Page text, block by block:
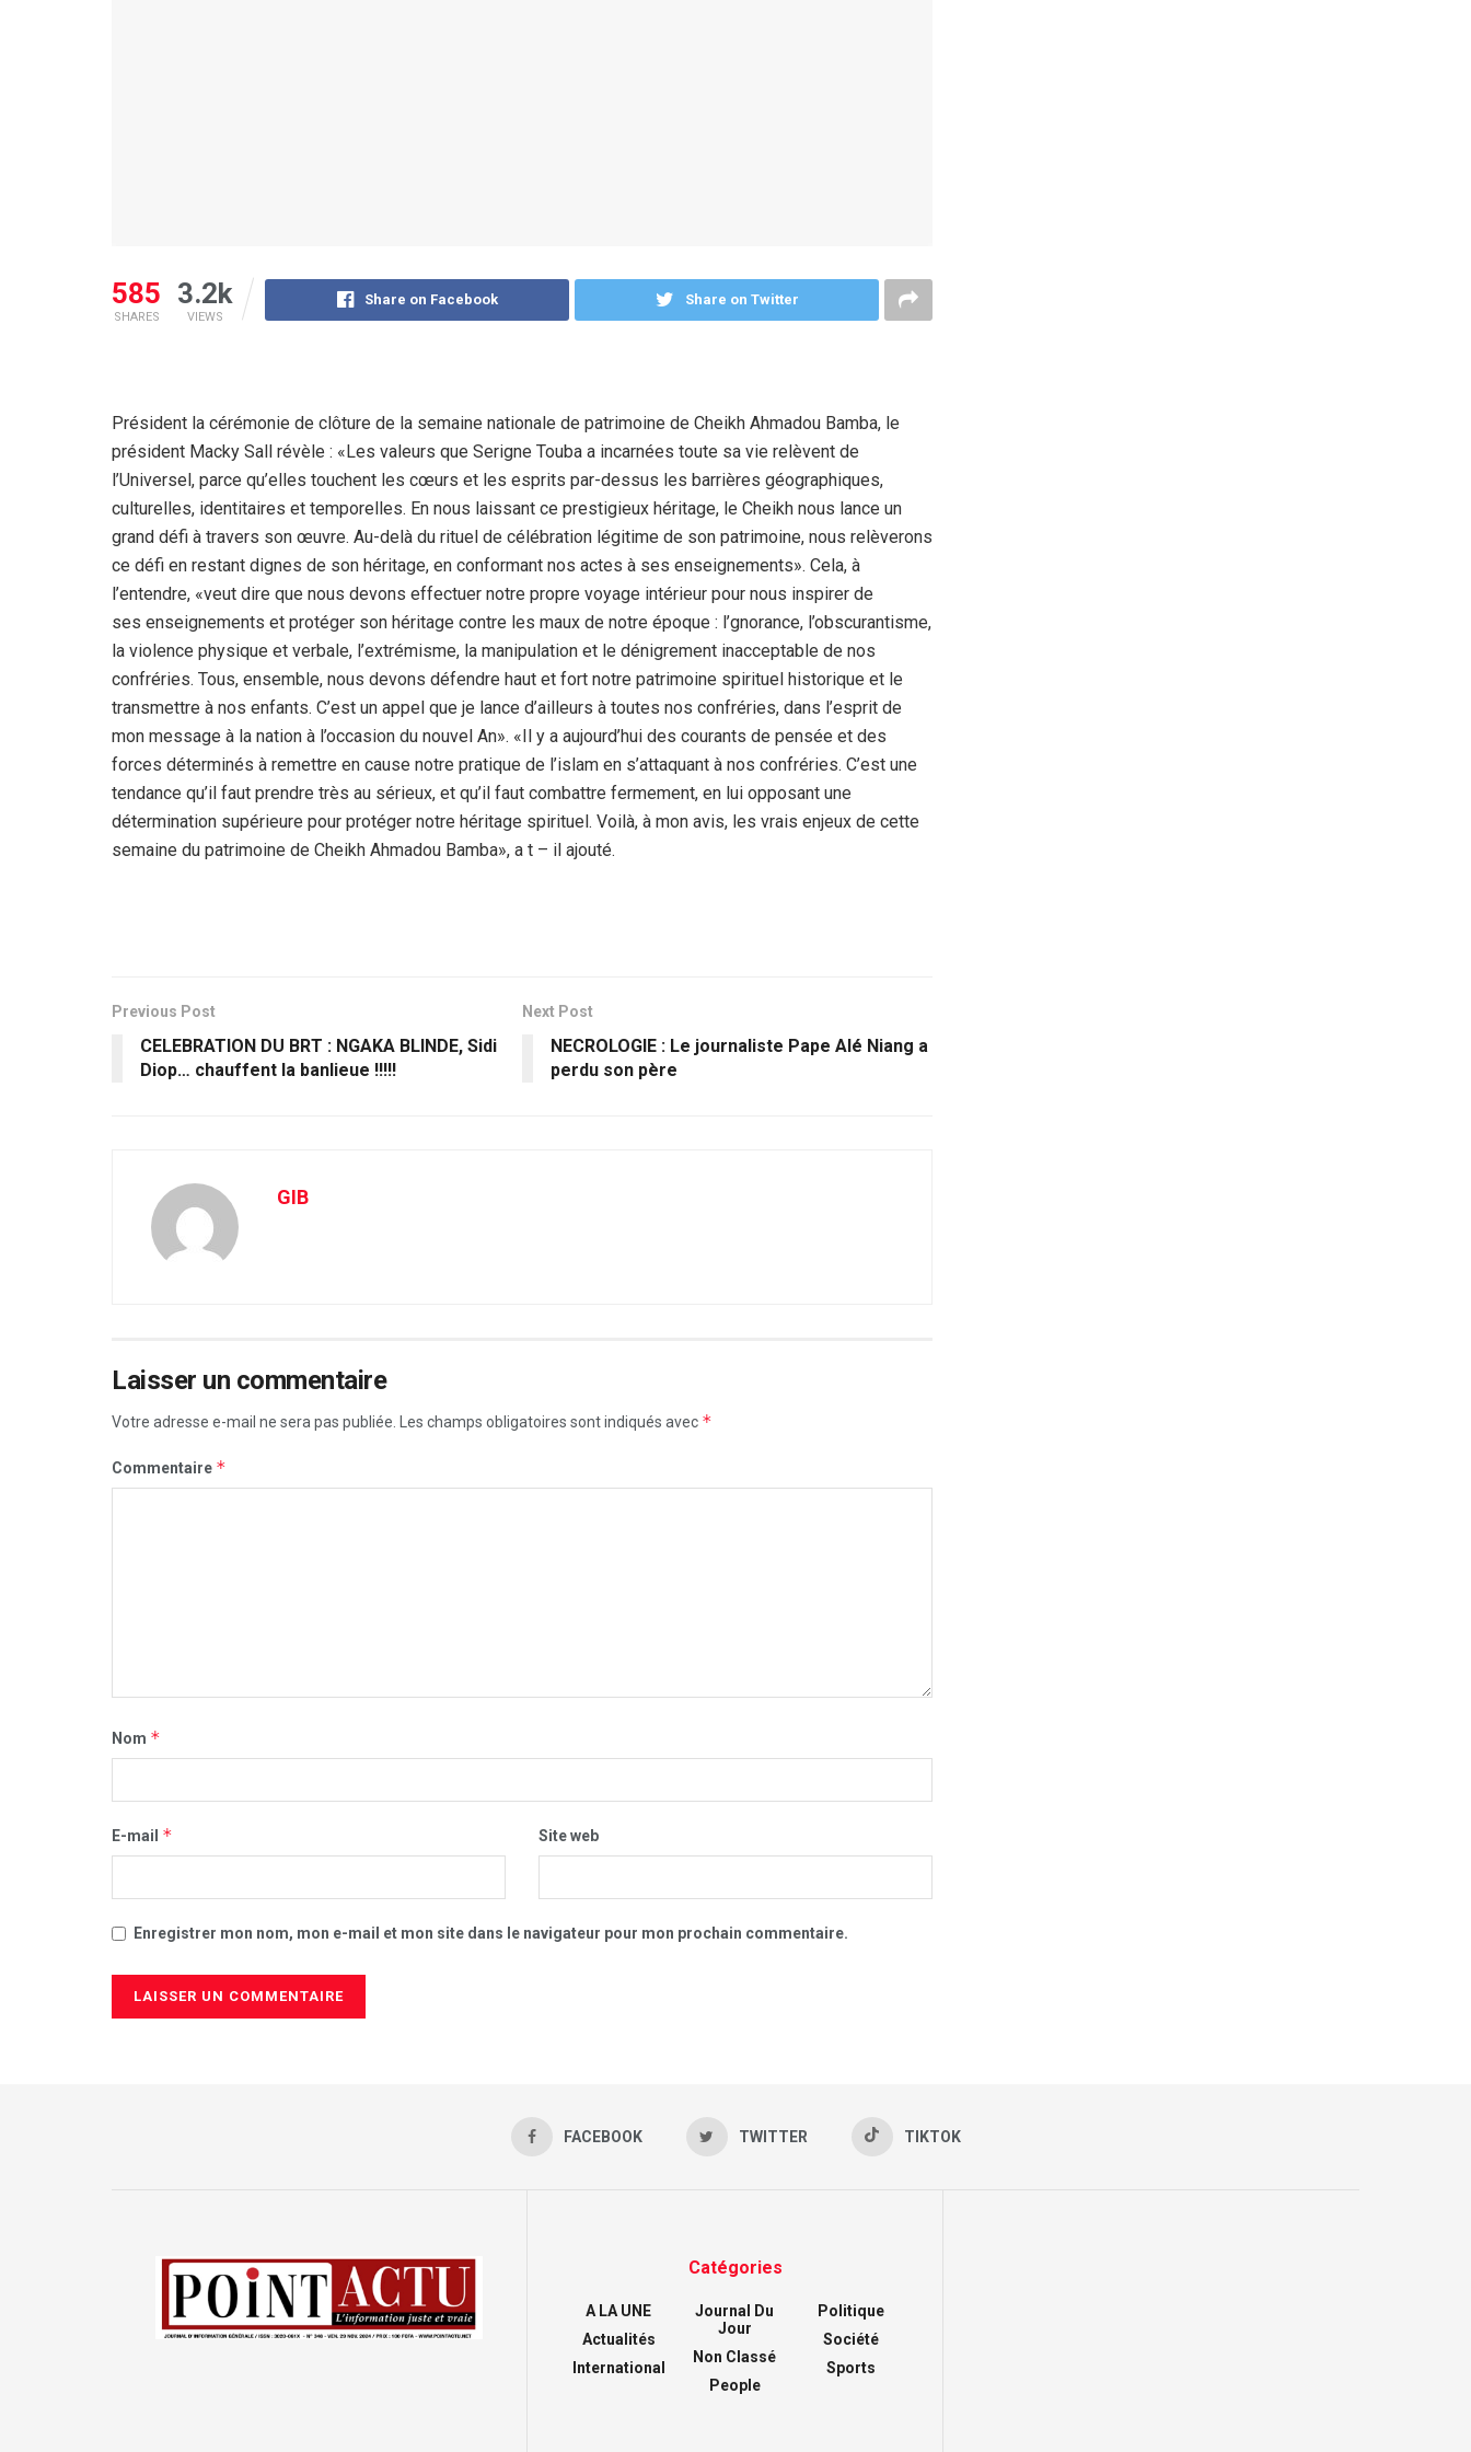
585
SHARES
3.2k
VIEWS
Share on Facebook Share on Twitter
Président la cérémonie de clôture de la semaine nationale de patrimoine de Cheikh Ahmadou Bamba, le
président Macky Sall révèle : «Les valeurs que Serigne Touba a incarnées toute sa vie relèvent de
l’Universel, parce qu’elles touchent les cœurs et les esprits par-dessus les barrières géographiques,
culturelles, identitaires et temporelles. En nous laissant ce prestigieux héritage, le Cheikh nous lance un
grand défi à travers son œuvre. Au-delà du rituel de célébration légitime de son patrimoine, nous relèverons
ce défi en restant dignes de son héritage, en conformant nos actes à ses enseignements». Cela, à
l’entendre, «veut dire que nous devons effectuer notre propre voyage intérieur pour nous inspirer de
ses enseignements et protéger son héritage contre les maux de notre époque : l’gnorance, l’obscurantisme,
la violence physique et verbale, l’extrémisme, la manipulation et le dénigrement inacceptable de nos
confréries. Tous, ensemble, nous devons défendre haut et fort notre patrimoine spirituel historique et le
transmettre à nos enfants. C’est un appel que je lance d’ailleurs à toutes nos confréries, dans l’esprit de
mon message à la nation à l’occasion du nouvel An». «Il y a aujourd’hui des courants de pensée et des
forces déterminés à remettre en cause notre pratique de l’islam en s’attaquant à nos confréries. C’est une
tendance qu’il faut prendre très au sérieux, et qu’il faut combattre fermement, en lui opposant une
détermination supérieure pour protéger notre héritage spirituel. Voilà, à mon avis, les vrais enjeux de cette
semaine du patrimoine de Cheikh Ahmadou Bamba», a t – il ajouté.
Previous Post
CELEBRATION DU BRT : NGAKA BLINDE, Sidi
Diop… chauffent la banlieue !!!!!
Next Post
NECROLOGIE : Le journaliste Pape Alé Niang a
perdu son père
GIB
Laisser un commentaire
Votre adresse e-mail ne sera pas publiée. Les champs obligatoires sont indiqués avec *
Commentaire *
Nom *
E-mail * Site web
Enregistrer mon nom, mon e-mail et mon site dans le navigateur pour mon prochain commentaire.
FACEBOOK TWITTER TIKTOK
Catégories
A LA UNE
Actualités
International
Journal Du
Jour
Non Classé
People
Politique
Société
Sports